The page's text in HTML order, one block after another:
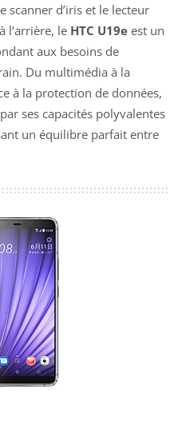
scanner d’iris et le lecteur
l’arrière, le HTC U19e est un
aux besoins de
Du multimédia à la
à la protection de données,
ses capacités polyvalentes
un équilibre parfait entre